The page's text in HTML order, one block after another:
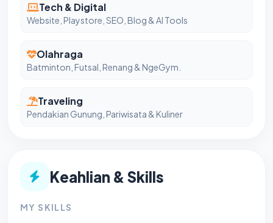
Tech & Digital
Website, Playstore, SEO, Blog & AI Tools
Olahraga
Batminton, Futsal, Renang & NgeGym.
Traveling
Pendakian Gunung, Pariwisata & Kuliner
Keahlian & Skills
MY SKILLS